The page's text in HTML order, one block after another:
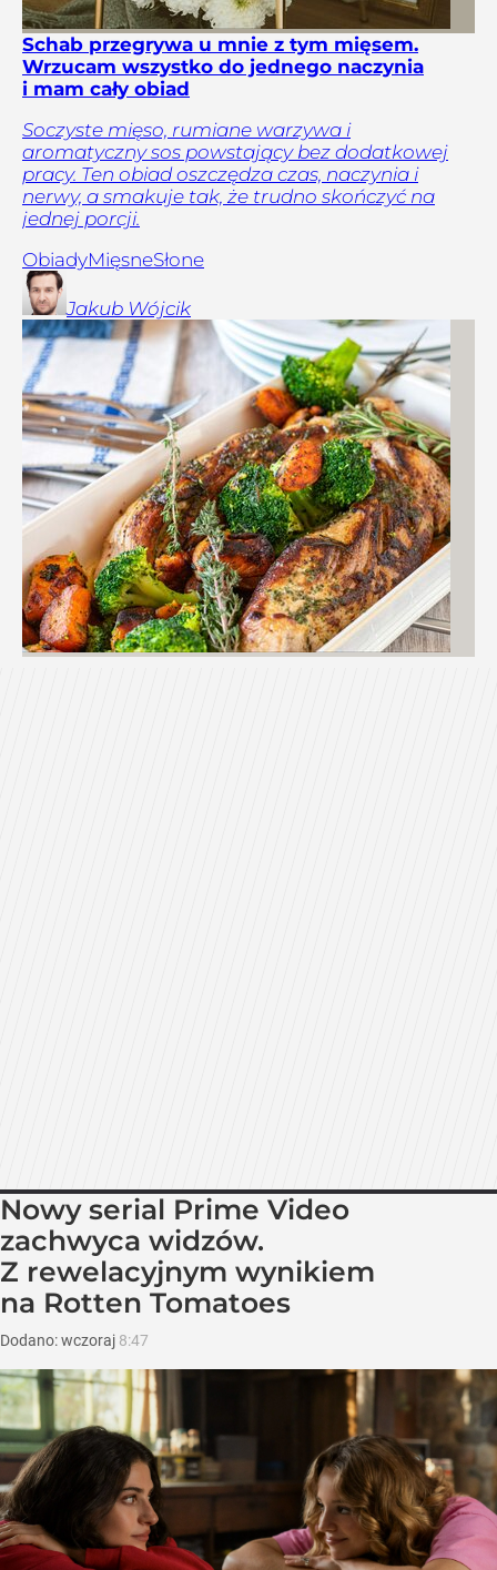
Schab przegrywa u mnie z tym mięsem.
Wrzucam wszystko do jednego naczynia
i mam cały obiad
Soczyste mięso, rumiane warzywa i
aromatyczny sos powstający bez dodatkowej
pracy. Ten obiad oszczędza czas, naczynia i
nerwy, a smakuje tak, że trudno skończyć na
jednej porcji.
ObiadyMięsneSłone
Jakub Wójcik
Nowy serial Prime Video
zachwyca widzów.
Z rewelacyjnym wynikiem
na Rotten Tomatoes
Dodano:wczoraj 8:47